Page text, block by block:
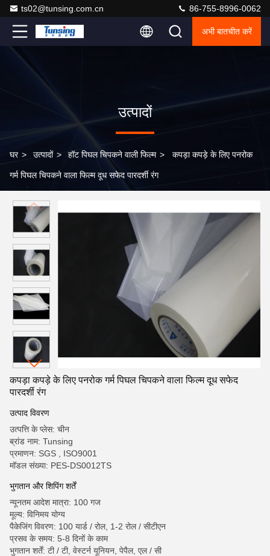
ts02@tunsing.com.cn 86-755-8996-0062
अभी बातचीत करें
उत्पादों
घर > उत्पादों > हॉट पिघल चिपकने वाली फिल्म > कपड़ा कपड़े के लिए पनरोक
गर्म पिघल चिपकने वाला फिल्म दूध सफेद पारदर्शी रंग
कपड़ा कपड़े के लिए पनरोक गर्म पिघल चिपकने वाला फिल्म दूध सफेद
पारदर्शी रंग
उत्पाद विवरण
उत्पत्ति के प्लेस: चीन
ब्रांड नाम: Tunsing
प्रमाणन: SGS , ISO9001
मॉडल संख्या: PES-DS0012TS
भुगतान और शिपिंग शर्तें
न्यूनतम आदेश मात्रा: 100 गज
मूल्य: विनिमय योग्य
पैकेजिंग विवरण: 100 यार्ड / रोल, 1-2 रोल / सीटीएन
प्रसव के समय: 5-8 दिनों के काम
भुगतान शर्तें: टी / टी, वेस्टर्न यूनियन, पेपैल, एल / सी